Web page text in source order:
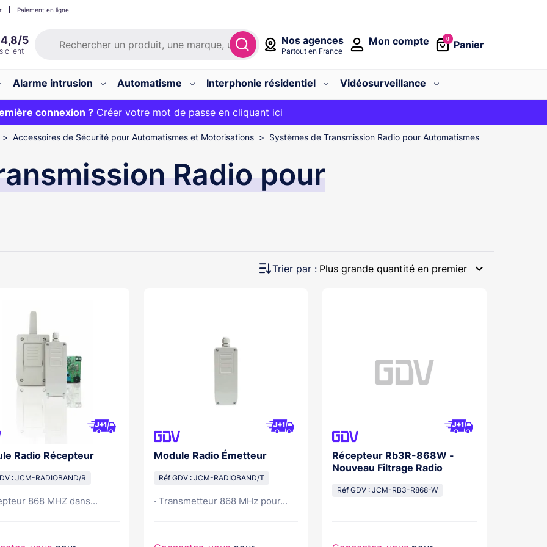
Nos agences
Partout en France
0
Panier
Mon compte
Paiement en ligne
Alarme intrusion Automatisme Interphonie résidentiel
Vidéosurveillance
OFFERT sur votre panier et livraison 24/48h gratuite avec le code
connexion ?Créer votre mot de passe en cliquant ici
:
Accessoires de Sécurité pour Automatismes et Motorisations Systèmes de Transmission Radio pour Automatismes
Radio pour
Trier par : Plus grande quantité en premier expand_more
Radio Récepteur
: JCM-RADIOBAND/R
868 MHZ dans...
Module Radio Émetteur
Réf GDV : JCM-RADIOBAND/T
· Transmetteur 868 MHz pour...
Récepteur Rb3R-868W -
Nouveau Filtrage Radio
Réf GDV : JCM-RB3-R868-W